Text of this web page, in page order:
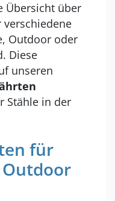
Übersicht über
Outdoor oder
Diese
unseren
Stähle in der
für
Outdoor